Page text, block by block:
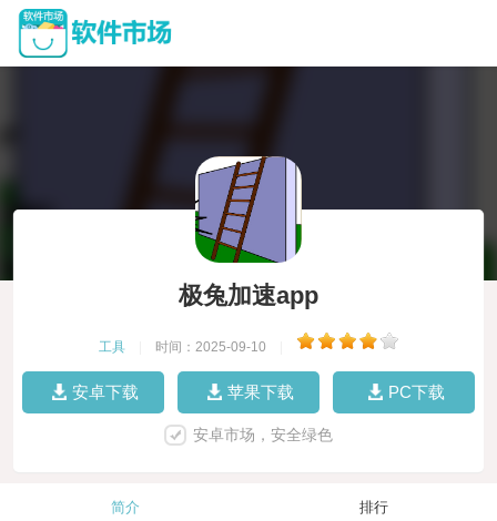
极兔加速app
工具 时间：2025-09-10
安卓下载 苹果下载 PC下载
安卓市场，安全绿色
简介 排行